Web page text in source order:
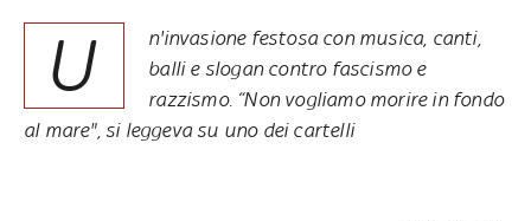
U
n'invasione festosa con musica, canti,
balli e slogan contro fascismo e
razzismo. “Non vogliamo morire in fondo
al mare", si leggeva su uno dei cartelli